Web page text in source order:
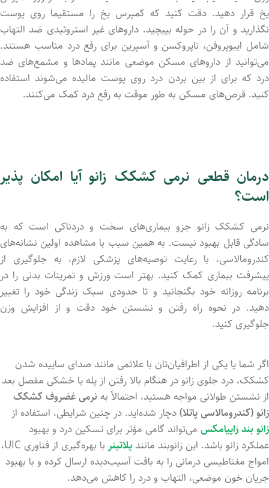
یخ قرار دهید. دقت کنید که کمپرس یخ را مستقیما روی پوست
نگذارید و آن را در حوله بپیچید. داروهای غیر استروئیدی ضد التهاب
شامل ایبوپروفن، ناپروکسن و آسپرین برای رفع درد مناسب هستند.
می‌توانید از داروهای مسکن موضعی مانند پمادها و مشمع‌های ضد
درد که برای از بین برد‌ن درد روی پوست مالید‌ه می‌شوند استفاده
کنید. قرص‌های مسکن به طور موقت به رفع درد کمک می‌کنند.
درمان قطعی نرمی کشکک زانو آیا امکان پذیر
است؟
نرمی کشکک زانو جزو بیماری‌های سخت و دردناکی است که به‌
سادگی قابل بهبود نیست. به همین سبب با مشاهده اولین نشانه‌های
کندرومالاسی، با رعایت توصیه‌های پزشکی لازم، به جلوگیری از
پیشرفت بیماری کمک کنید. بهتر است ورزش و تمرینات بدنی را در
برنامه روزانه خود بگنجانید و تا حدودی سبک زندگی خود را تغییر
دهید. در نحوه راه رفتن و نشستن خود دقت و از افزایش وزن
جلوگیری کنید.
اگر شما یا یکی از اطرافیان‌تان با علائمی مانند صدای ساییده شدن
کشکک، درد جلوی زانو در هنگام بالا رفتن از پله یا خشکی مفصل بعد
از نشستن طولانی مواجه هستید، احتمالاً به نرمی غضروف کشکک
زانو (کندرومالاسی پاتلا)دچار شده‌اید. در چنین شرایطی، استفاده از
زانو بند زاپیامکس می‌تواند گامی مؤثر برای تسکین درد و بهبود
عملکرد زانو باشد. این زانوبند مانند پلاتینر
با بهره‌گیری از فناوری UIC،
امواج مغناطیسی درمانی را به بافت آسیب‌دیده ارسال کرده و با بهبود
جریان خون موضعی، التهاب و درد را کاهش می‌دهد.